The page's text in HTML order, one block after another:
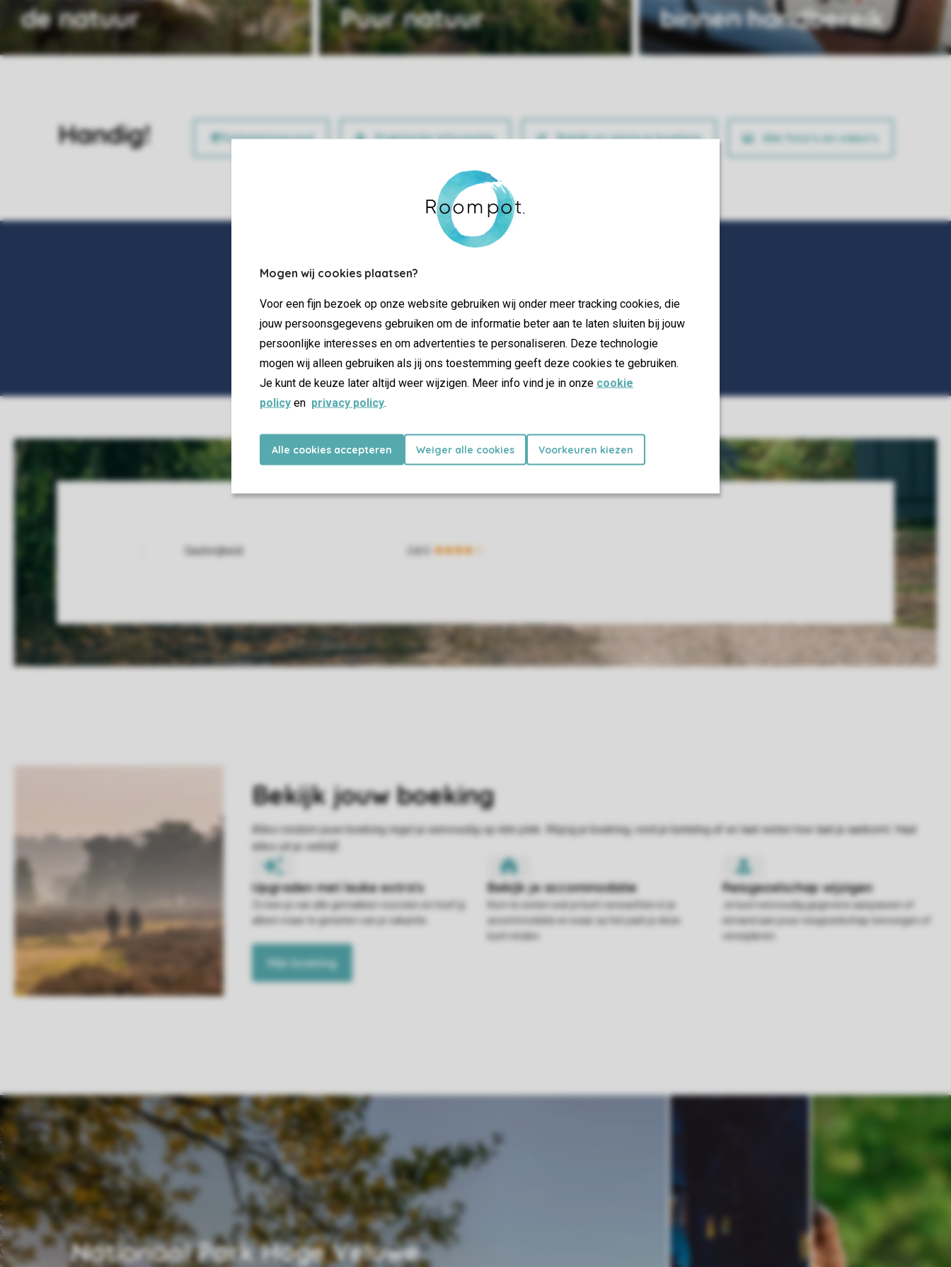
Mogen wij cookies plaatsen?
Voor een fijn bezoek op onze website gebruiken wij onder meer tracking cookies, die
jouw persoonsgegevens gebruiken om de informatie beter aan te laten sluiten bij jouw
persoonlijke interesses en om advertenties te personaliseren. Deze technologie
mogen wij alleen gebruiken als jij ons toestemming geeft deze cookies te gebruiken.
Je kunt de keuze later altijd weer wijzigen. Meer info vind je in onze cookie
policy en privacy policy.
Alle cookies accepteren Weiger alle cookies Voorkeuren kiezen
de natuur
Puur natuur
binnen handbereik
Handig! Praktische informatie Bekijk en wijzig je boeking Alle foto’s en video’s
Service Rating from our guests
Gastvrijheid
Zo ben je van alle gemakken voorzien en hoef jij
alleen maar te genieten van je vakantie.
Kom te weten wat je kunt verwachten in je
accommodatie en waar op het park je deze
kunt vinden.
Je kunt eenvoudig gegevens aanpassen of
iemand aan jouw reisgezelschap toevoegen of
verwijderen.
Mijn boeking
Nationaal Park Hoge Veluwe